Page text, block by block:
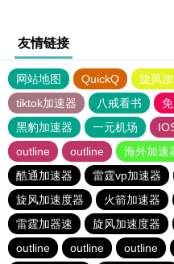
友情链接
网站地图 QuickQ 旋风
tiktok加速器
八戒看书
黑豹加速器
一元机场
outline
outline 海外加速
酷通加速器
雷霆vp加速器
旋风加速度器
火箭加速器
雷霆加器速
旋风加速度器
outline
outline outline